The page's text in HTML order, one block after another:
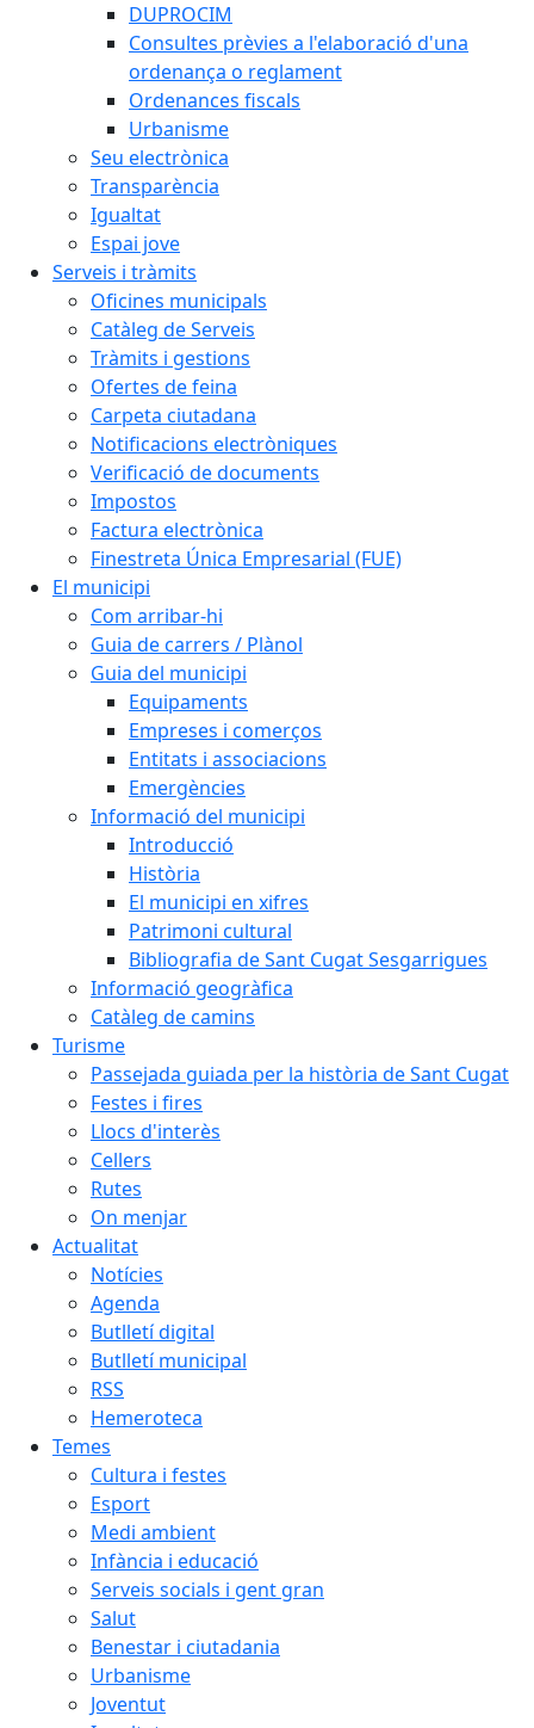
DUPROCIM
Consultes prèvies a l'elaboració d'una
ordenança o reglament
Ordenances fiscals
Urbanisme
Seu electrònica
Transparència
Igualtat
Espai jove
Serveis i tràmits
Oficines municipals
Catàleg de Serveis
Tràmits i gestions
Ofertes de feina
Carpeta ciutadana
Notificacions electròniques
Verificació de documents
Impostos
Factura electrònica
Finestreta Única Empresarial (FUE)
El municipi
Com arribar-hi
Guia de carrers / Plànol
Guia del municipi
Equipaments
Empreses i comerços
Entitats i associacions
Emergències
Informació del municipi
Introducció
Història
El municipi en xifres
Patrimoni cultural
Bibliografia de Sant Cugat Sesgarrigues
Informació geogràfica
Catàleg de camins
Turisme
Passejada guiada per la història de Sant Cugat
Festes i fires
Llocs d'interès
Cellers
Rutes
On menjar
Actualitat
Notícies
Agenda
Butlletí digital
Butlletí municipal
RSS
Hemeroteca
Temes
Cultura i festes
Esport
Medi ambient
Infància i educació
Serveis socials i gent gran
Salut
Benestar i ciutadania
Urbanisme
Joventut